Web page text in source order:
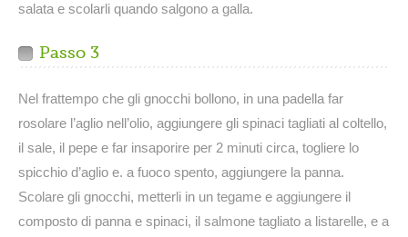
salata e scolarli quando salgono a galla.
Passo 3
Nel frattempo che gli gnocchi bollono, in una padella far
rosolare l’aglio nell’olio, aggiungere gli spinaci tagliati al coltello,
il sale, il pepe e far insaporire per 2 minuti circa, togliere lo
spicchio d’aglio e. a fuoco spento, aggiungere la panna.
Scolare gli gnocchi, metterli in un tegame e aggiungere il
composto di panna e spinaci, il salmone tagliato a listarelle, e a